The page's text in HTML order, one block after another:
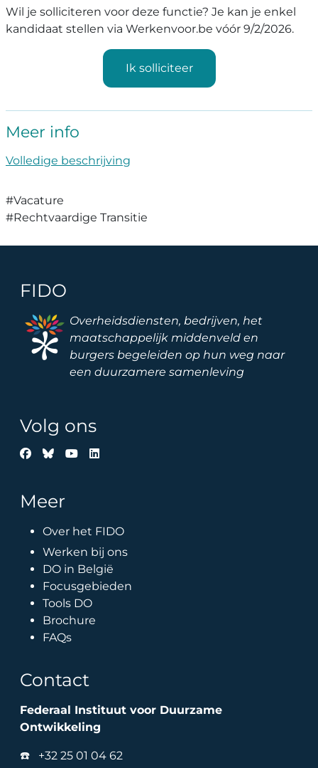
Wil je solliciteren voor deze functie? Je kan je enkel
kandidaat stellen via Werkenvoor.be vóór 9/2/2026.
Ik solliciteer
Meer info
Volledige beschrijving
#Vacature
#Rechtvaardige Transitie
FIDO
Image
Overheidsdiensten, bedrijven, het
maatschappelijk middenveld en
burgers begeleiden op hun weg naar
een duurzamere samenleving
Volg ons
Meer
Over het FIDO
Werken bij ons
DO in België
Focusgebieden
Tools DO
Brochure
FAQs
Contact
Federaal Instituut voor Duurzame
Ontwikkeling
☎️ +32 25 01 04 62